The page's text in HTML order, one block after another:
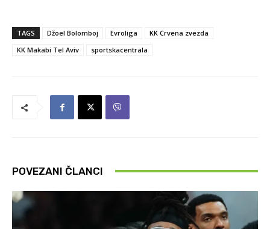
TAGS Džoel Bolomboj Evroliga
KK Crvena zvezda
KK Makabi Tel Aviv
sportskacentrala
POVEZANI ČLANCI